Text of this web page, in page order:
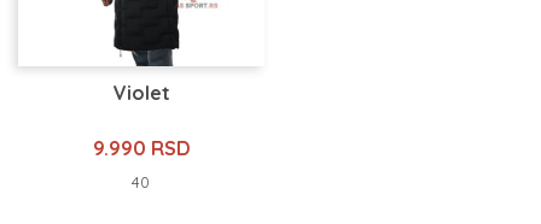
Violet
9.990 RSD
40